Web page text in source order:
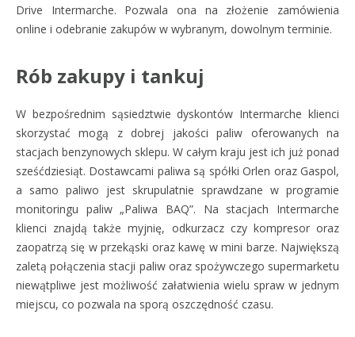
Drive Intermarche. Pozwala ona na złożenie zamówienia
online i odebranie zakupów w wybranym, dowolnym terminie.
Rób zakupy i tankuj
W bezpośrednim sąsiedztwie dyskontów Intermarche klienci
skorzystać mogą z dobrej jakości paliw oferowanych na
stacjach benzynowych sklepu. W całym kraju jest ich już ponad
sześćdziesiąt. Dostawcami paliwa są spółki Orlen oraz Gaspol,
a samo paliwo jest skrupulatnie sprawdzane w programie
monitoringu paliw „Paliwa BAQ”. Na stacjach Intermarche
klienci znajdą także myjnię, odkurzacz czy kompresor oraz
zaopatrzą się w przekąski oraz kawę w mini barze. Największą
zaletą połączenia stacji paliw oraz spożywczego supermarketu
niewątpliwe jest możliwość załatwienia wielu spraw w jednym
miejscu, co pozwala na sporą oszczędność czasu.